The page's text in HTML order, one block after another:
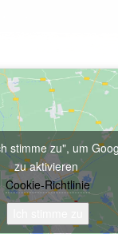
stimme zu", um
zu aktivieren
Cookie-Richtlinie